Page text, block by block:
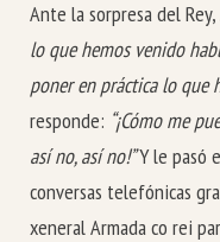
Ante la sorpresa del
lo que hemos venido
poner en práctica lo que
responde: “¡Cómo me
así no, así no!”Y le pasó
conversas telefónicas
xeneral Armada co rei